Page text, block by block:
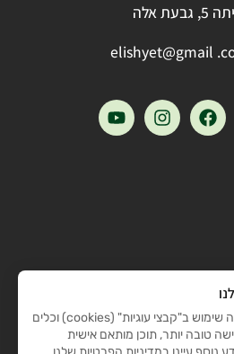
אלה
elishyet@gmail
לידיעתכם, באתר זה נעשה שימוש ב"קבצי עוגיות" (cookies) וכלים
טובה יותר, תוכן מותאם אישית